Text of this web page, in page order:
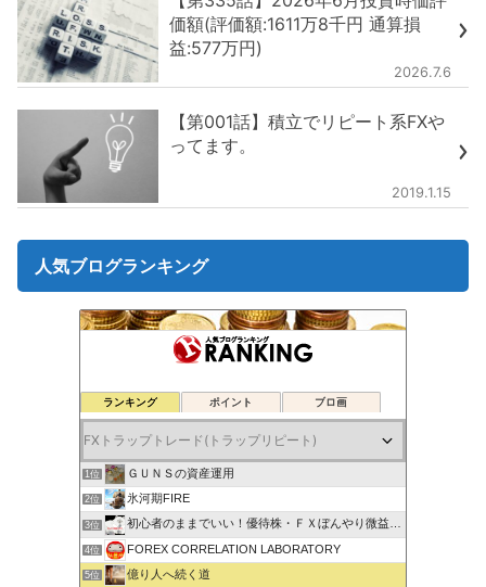
価額(評価額:1611万8千円 通算損
益:577万円)
2026.7.6
【第001話】積立でリピート系FXや
ってます。
2019.1.15
人気ブログランキング
ランキング ポイント ブロ画
1位 ＧＵＮＳの資産運用
2位 氷河期FIRE
3位 初心者のままでいい！優待株・ＦＸぼんやり微益ブログ
4位 FOREX CORRELATION LABORATORY
5位 億り人へ続く道